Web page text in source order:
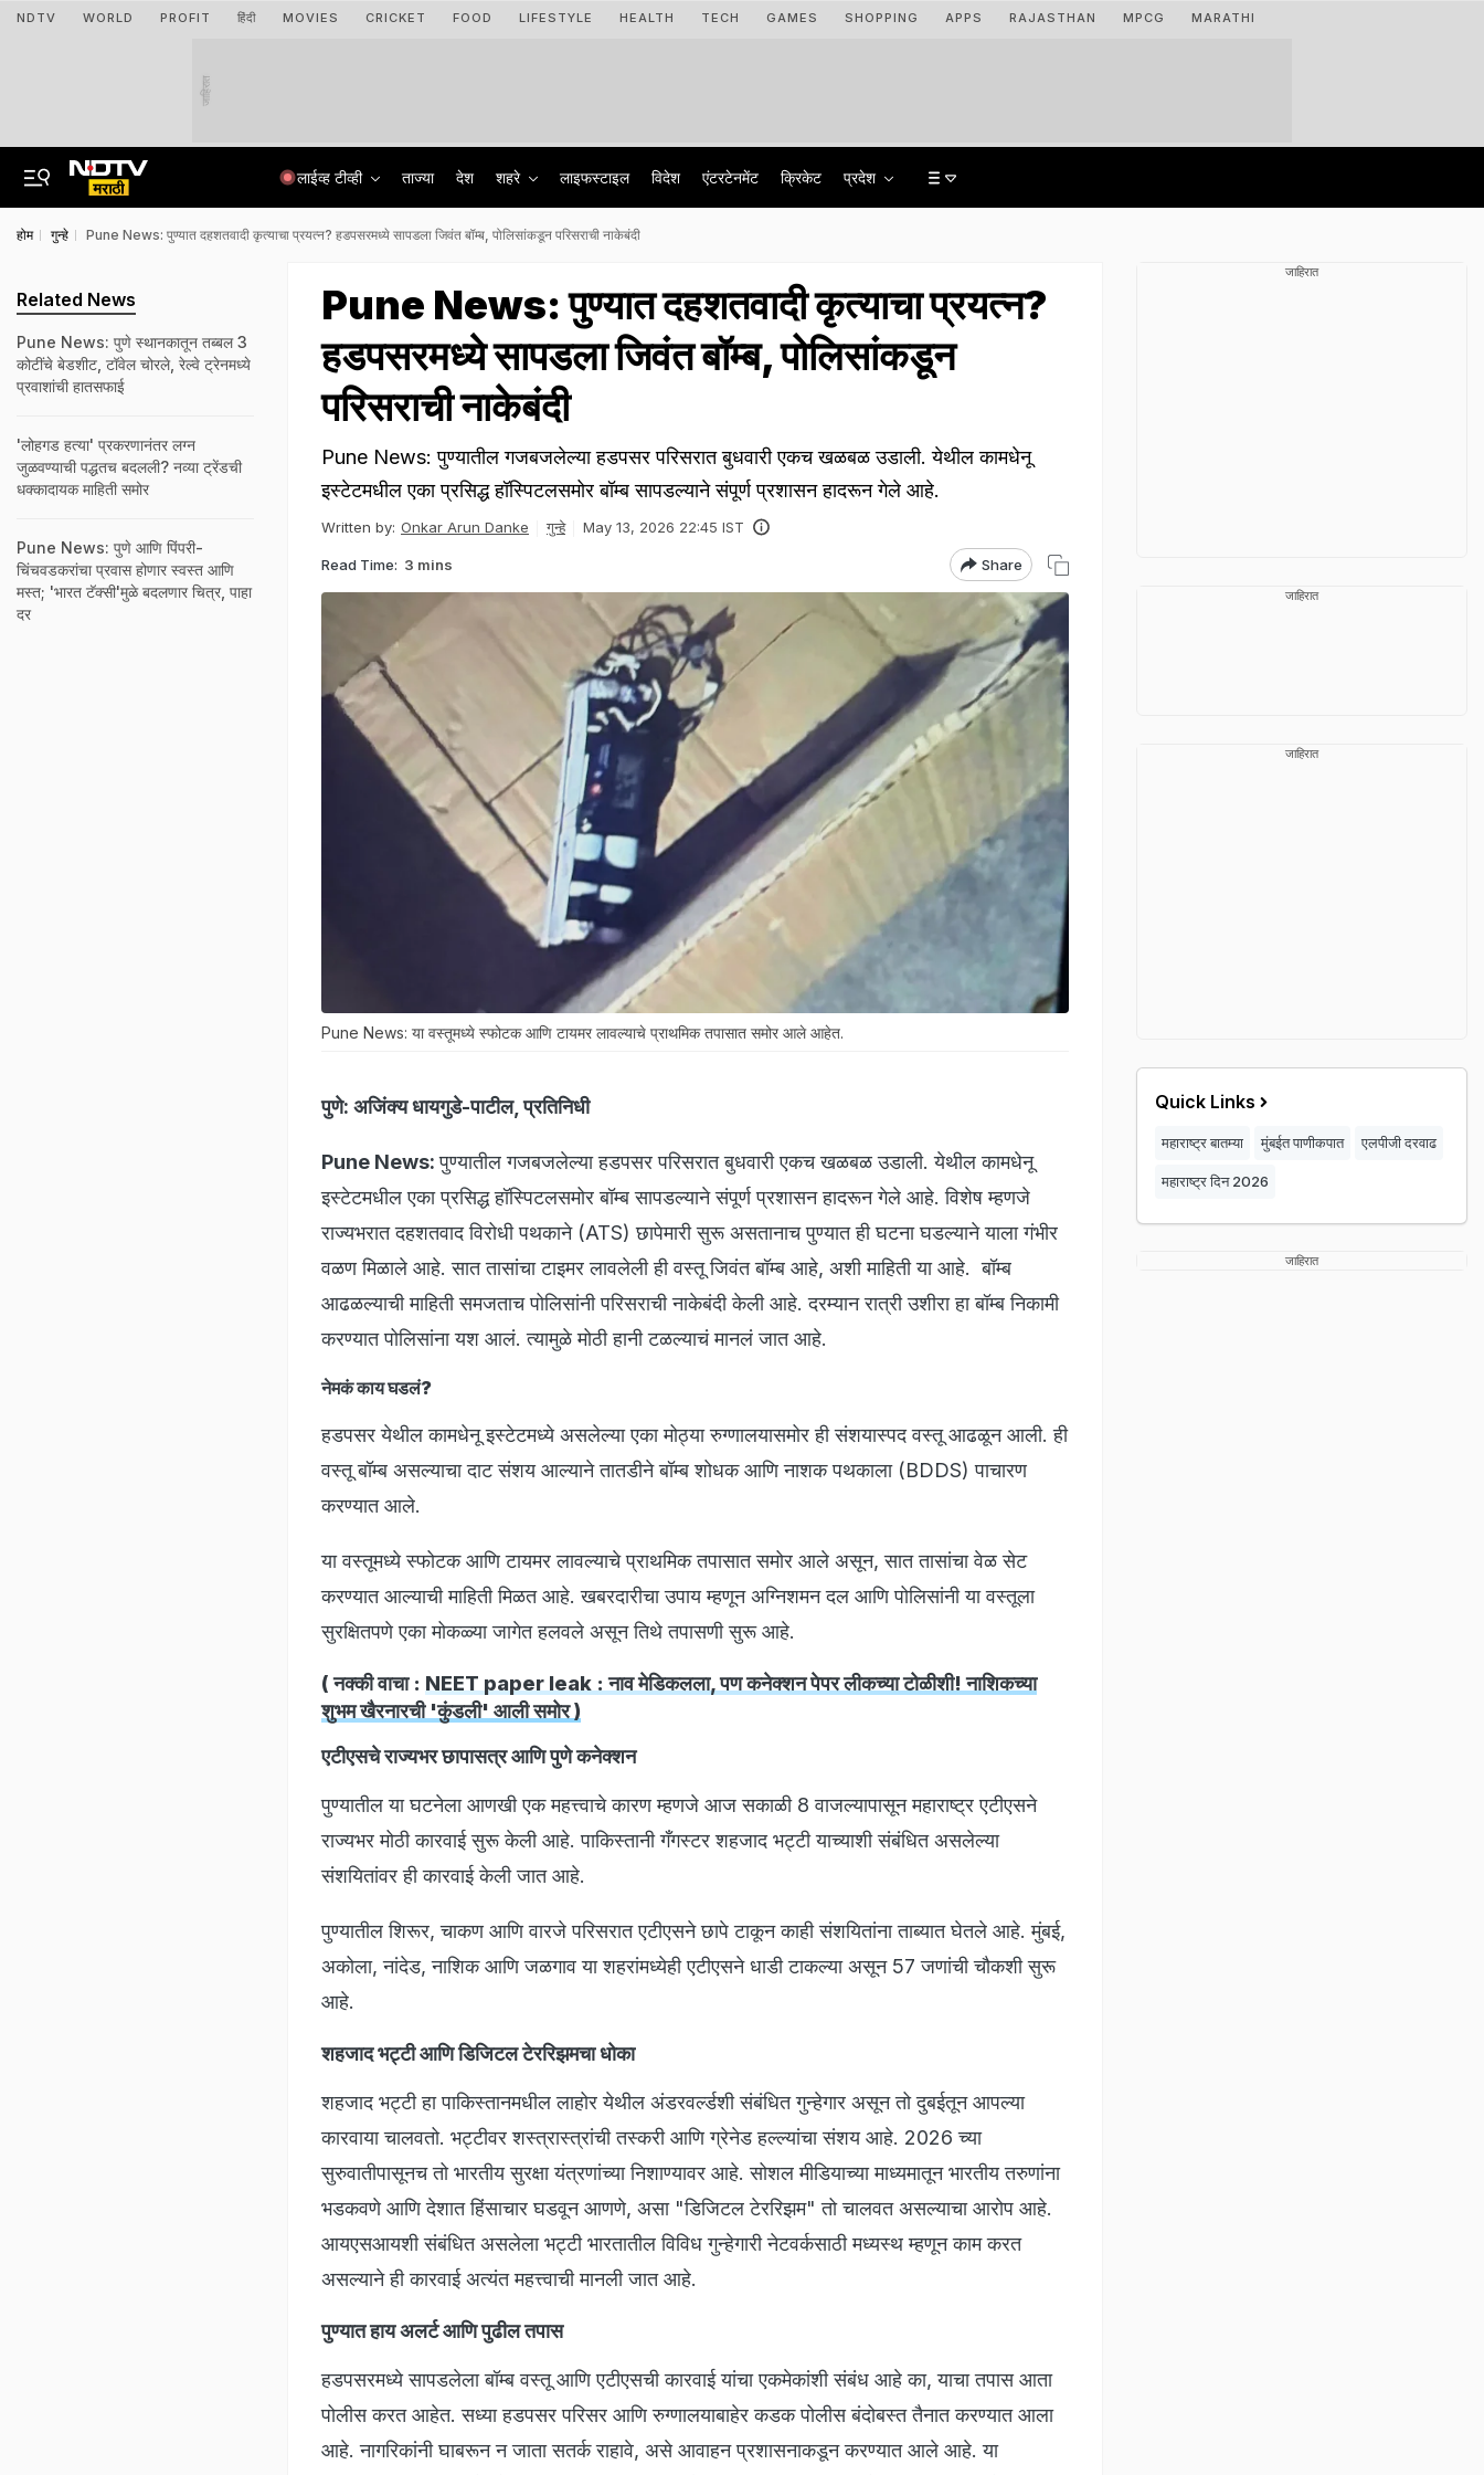
NDTV WORLD PROFIT हिंदी MOVIES CRICKET FOOD LIFESTYLE HEALTH TECH GAMES SHOPPING APPS RAJASTHAN MPCG MARATHI
जाहिरात
लाईव्ह टीव्ही ताज्या देश शहरे लाइफस्टाइल विदेश एंटरटेनमेंट क्रिकेट प्रदेश
होम गुन्हे Pune News: पुण्यात दहशतवादी कृत्याचा प्रयत्न? हडपसरमध्ये सापडला जिवंत बॉम्ब, पोलिसांकडून परिसराची नाकेबंदी
Pune News: पुण्यात दहशतवादी कृत्याचा प्रयत्न?
हडपसरमध्ये सापडला जिवंत बॉम्ब, पोलिसांकडून
परिसराची नाकेबंदी
Pune News: पुण्यातील गजबजलेल्या हडपसर परिसरात बुधवारी एकच खळबळ उडाली. येथील कामधेनू
इस्टेटमधील एका प्रसिद्ध हॉस्पिटलसमोर बॉम्ब सापडल्याने संपूर्ण प्रशासन हादरून गेले आहे.
Written by: Onkar Arun Danke गुन्हे May 13, 2026 22:45 IST
Read Time: 3 mins Share
Pune News: या वस्तूमध्ये स्फोटक आणि टायमर लावल्याचे प्राथमिक तपासात समोर आले आहेत.
पुणे: अजिंक्य धायगुडे-पाटील, प्रतिनिधी
Pune News:पुण्यातील गजबजलेल्या हडपसर परिसरात बुधवारी एकच खळबळ उडाली. येथील कामधेनू
इस्टेटमधील एका प्रसिद्ध हॉस्पिटलसमोर बॉम्ब सापडल्याने संपूर्ण प्रशासन हादरून गेले आहे. विशेष म्हणजे
राज्यभरात दहशतवाद विरोधी पथकाने (ATS) छापेमारी सुरू असतानाच पुण्यात ही घटना घडल्याने याला गंभीर
वळण मिळाले आहे. सात तासांचा टाइमर लावलेली ही वस्तू जिवंत बॉम्ब आहे, अशी माहिती या आहे. बॉम्ब
आढळल्याची माहिती समजताच पोलिसांनी परिसराची नाकेबंदी केली आहे. दरम्यान रात्री उशीरा हा बॉम्ब निकामी
करण्यात पोलिसांना यश आलं. त्यामुळे मोठी हानी टळल्याचं मानलं जात आहे.
नेमकं काय घडलं?
हडपसर येथील कामधेनू इस्टेटमध्ये असलेल्या एका मोठ्या रुग्णालयासमोर ही संशयास्पद वस्तू आढळून आली. ही
वस्तू बॉम्ब असल्याचा दाट संशय आल्याने तातडीने बॉम्ब शोधक आणि नाशक पथकाला (BDDS) पाचारण
करण्यात आले.
या वस्तूमध्ये स्फोटक आणि टायमर लावल्याचे प्राथमिक तपासात समोर आले असून, सात तासांचा वेळ सेट
करण्यात आल्याची माहिती मिळत आहे. खबरदारीचा उपाय म्हणून अग्निशमन दल आणि पोलिसांनी या वस्तूला
सुरक्षितपणे एका मोकळ्या जागेत हलवले असून तिथे तपासणी सुरू आहे.
( नक्की वाचा : NEET paper leak : नाव मेडिकलला, पण कनेक्शन पेपर लीकच्या टोळीशी! नाशिकच्या
शुभम खैरनारची 'कुंडली' आली समोर )
एटीएसचे राज्यभर छापासत्र आणि पुणे कनेक्शन
पुण्यातील या घटनेला आणखी एक महत्त्वाचे कारण म्हणजे आज सकाळी 8 वाजल्यापासून महाराष्ट्र एटीएसने
राज्यभर मोठी कारवाई सुरू केली आहे. पाकिस्तानी गँगस्टर शहजाद भट्टी याच्याशी संबंधित असलेल्या
संशयितांवर ही कारवाई केली जात आहे.
पुण्यातील शिरूर, चाकण आणि वारजे परिसरात एटीएसने छापे टाकून काही संशयितांना ताब्यात घेतले आहे. मुंबई,
अकोला, नांदेड, नाशिक आणि जळगाव या शहरांमध्येही एटीएसने धाडी टाकल्या असून 57 जणांची चौकशी सुरू
आहे.
शहजाद भट्टी आणि डिजिटल टेररिझमचा धोका
शहजाद भट्टी हा पाकिस्तानमधील लाहोर येथील अंडरवर्ल्डशी संबंधित गुन्हेगार असून तो दुबईतून आपल्या
कारवाया चालवतो. भट्टीवर शस्त्रास्त्रांची तस्करी आणि ग्रेनेड हल्ल्यांचा संशय आहे. 2026 च्या
सुरुवातीपासूनच तो भारतीय सुरक्षा यंत्रणांच्या निशाण्यावर आहे. सोशल मीडियाच्या माध्यमातून भारतीय तरुणांना
भडकवणे आणि देशात हिंसाचार घडवून आणणे, असा "डिजिटल टेररिझम" तो चालवत असल्याचा आरोप आहे.
आयएसआयशी संबंधित असलेला भट्टी भारतातील विविध गुन्हेगारी नेटवर्कसाठी मध्यस्थ म्हणून काम करत
असल्याने ही कारवाई अत्यंत महत्त्वाची मानली जात आहे.
पुण्यात हाय अलर्ट आणि पुढील तपास
हडपसरमध्ये सापडलेला बॉम्ब वस्तू आणि एटीएसची कारवाई यांचा एकमेकांशी संबंध आहे का, याचा तपास आता
पोलीस करत आहेत. सध्या हडपसर परिसर आणि रुग्णालयाबाहेर कडक पोलीस बंदोबस्त तैनात करण्यात आला
आहे. नागरिकांनी घाबरून न जाता सतर्क राहावे, असे आवाहन प्रशासनाकडून करण्यात आले आहे. या
Related News
Pune News: पुणे स्थानकातून तब्बल 3
कोटींचे बेडशीट, टॉवेल चोरले, रेल्वे ट्रेनमध्ये
प्रवाशांची हातसफाई
'लोहगड हत्या' प्रकरणानंतर लग्न
जुळवण्याची पद्धतच बदलली? नव्या ट्रेंडची
धक्कादायक माहिती समोर
Pune News: पुणे आणि पिंपरी-
चिंचवडकरांचा प्रवास होणार स्वस्त आणि
मस्त; 'भारत टॅक्सी'मुळे बदलणार चित्र, पाहा
दर
जाहिरात
जाहिरात
जाहिरात
Quick Links
महाराष्ट्र बातम्या मुंबईत पाणीकपात एलपीजी दरवाढ
महाराष्ट्र दिन 2026
जाहिरात